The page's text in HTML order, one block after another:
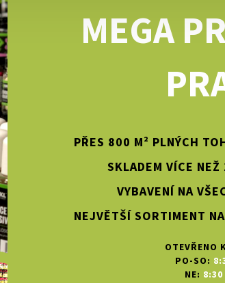
MEGA
PŘES 800 M² PLNÝCH
SKLADEM VÍCE
VYBAVENÍ NA
NEJVĚTŠÍ SORTIMENT
OTEVŘENO
PO-SO:
NE: 8:30